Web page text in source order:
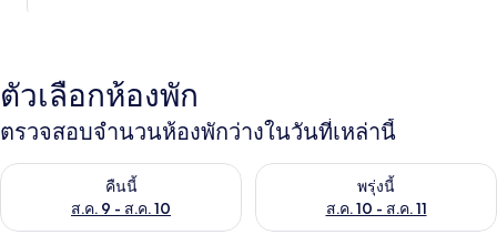
ตัวเลือกห้องพัก
ตรวจสอบจำนวนห้องพักว่างในวันที่เหล่านี้
คืนนี้
ส.ค. 9 - ส.ค. 10
ตรวจสอบจำนวนห้องพักว่างในคืนนี้ ส.ค. 9 - ส.ค. 10
พรุ่งนี้
ส.ค. 10 - ส.ค. 11
ตรวจสอบจำนวนห้องพักว่างใน